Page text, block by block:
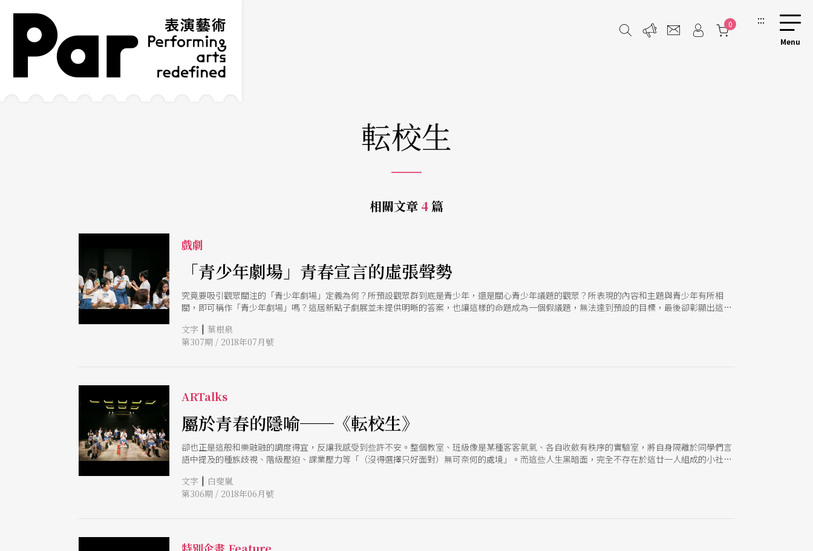
跳到主要內容區塊
網站導覽
0 :::
転校生
相關文章 4篇
戲劇
「青少年劇場」青春宣言的虛張聲勢
究竟要吸引觀眾關注的「青少年劇場」定義為何？所預設觀眾群到底是青少年，還是關心青少年議題的觀眾？所表現的內容和主題與青少年有所相
關，即可稱作「青少年劇場」嗎？這屆新點子劇展並未提供明晰的答案，也讓這樣的命題成為一個假議題，無法達到預設的目標，最後卻彰顯出這樣
文字 | 葉根泉
第307期 / 2018年07月號
ARTalks
屬於青春的隱喻──《転校生》
卻也正是這般和樂融融的調度得宜，反讓我感受到些許不安。整個教室、班級像是某種客客氣氣、各自收斂有秩序的實驗室，將自身隔離於同學們言
語中提及的種族歧視、階級壓迫、課業壓力等「（沒得選擇只好面對）無可奈何的處境」。而這些人生黑暗面，完全不存在於這廿一人組成的小社會
人的變形了。
文字 | 白斐嵐
第306期 / 2018年06月號